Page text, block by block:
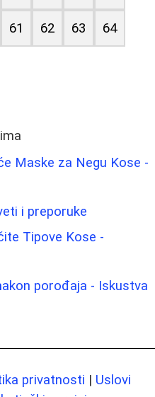
61 62 63 64
Maske za Negu Kose -
i preporuke
Tipove Kose -
porođaja - Iskustva
privatnosti | Uslovi